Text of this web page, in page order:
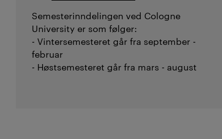
Semesterinndelingen ved Cologne
University er som følger:
- Vintersemesteret går fra september -
februar
- Høstsemesteret går fra mars - august